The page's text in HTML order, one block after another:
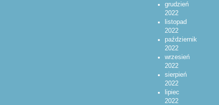
grudzień
2022
listopad
2022
październik
2022
wrzesień
2022
sierpień
2022
lipiec
2022